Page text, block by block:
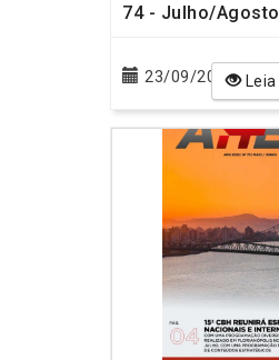
74 - Julho/Agosto
23/09/2025 Leia